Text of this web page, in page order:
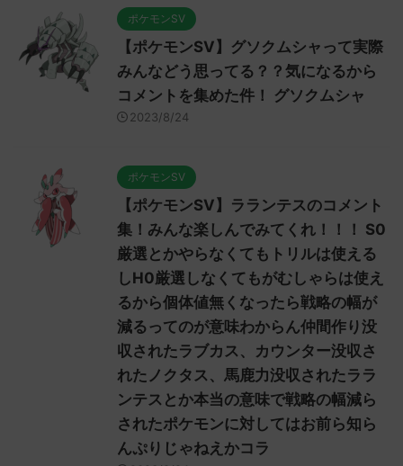
ポケモンSV
【ポケモンSV】グソクムシャって実際
みんなどう思ってる？？気になるから
コメントを集めた件！ グソクムシャ
2023/8/24
ポケモンSV
【ポケモンSV】ラランテスのコメント
集！みんな楽しんでみてくれ！！！ S0
厳選とかやらなくてもトリルは使える
しH0厳選しなくてもがむしゃらは使え
るから個体値無くなったら戦略の幅が
減るってのが意味わからん仲間作り没
収されたラブカス、カウンター没収さ
れたノクタス、馬鹿力没収されたララ
ンテスとか本当の意味で戦略の幅減ら
されたポケモンに対してはお前ら知ら
んぷりじゃねえかコラ